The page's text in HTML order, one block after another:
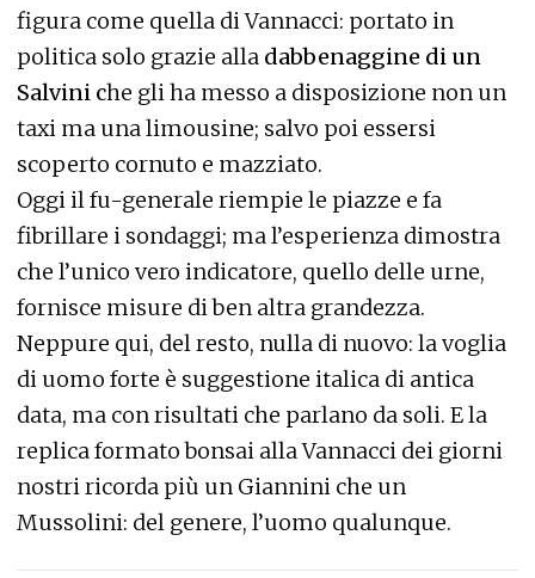
figura come quella di Vannacci: portato in
politica solo grazie alla dabbenaggine di un
Salvini che gli ha messo a disposizione non un
taxi ma una limousine; salvo poi essersi
scoperto cornuto e mazziato.
Oggi il fu-generale riempie le piazze e fa
fibrillare i sondaggi; ma l’esperienza dimostra
che l’unico vero indicatore, quello delle urne,
fornisce misure di ben altra grandezza.
Neppure qui, del resto, nulla di nuovo: la voglia
di uomo forte è suggestione italica di antica
data, ma con risultati che parlano da soli. E la
replica formato bonsai alla Vannacci dei giorni
nostri ricorda più un Giannini che un
Mussolini: del genere, l’uomo qualunque.